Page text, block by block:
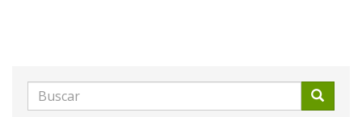
Formulario